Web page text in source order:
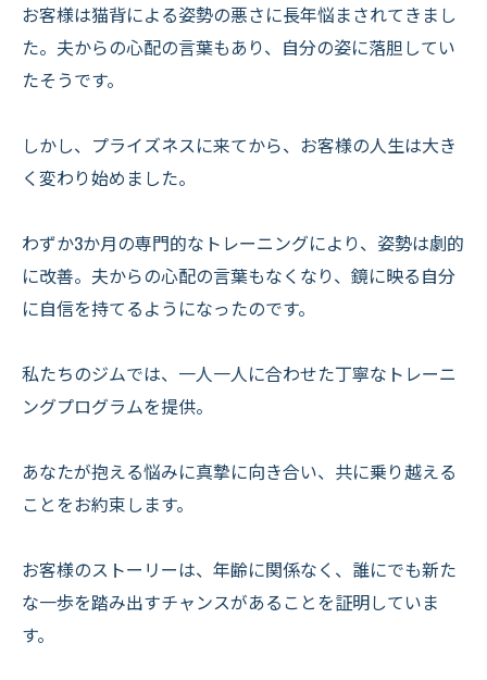
お客様は猫背による姿勢の悪さに長年悩まされてきまし
た。夫からの心配の言葉もあり、自分の姿に落胆してい
たそうです。
しかし、プライズネスに来てから、お客様の人生は大き
く変わり始めました。
わずか3か月の専門的なトレーニングにより、姿勢は劇的
に改善。夫からの心配の言葉もなくなり、鏡に映る自分
に自信を持てるようになったのです。
私たちのジムでは、一人一人に合わせた丁寧なトレーニ
ングプログラムを提供。
あなたが抱える悩みに真摯に向き合い、共に乗り越える
ことをお約束します。
お客様のストーリーは、年齢に関係なく、誰にでも新た
な一歩を踏み出すチャンスがあることを証明していま
す。